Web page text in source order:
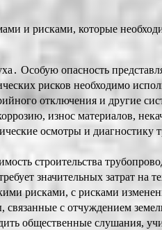
и рисками, которые
Особую опасность
рисков необходимо
отключения и другие
износ материалов,
осмотры и диагностику
строительства
значительных затрат на
рисками, с рисками
с отчуждением
общественные слушания,